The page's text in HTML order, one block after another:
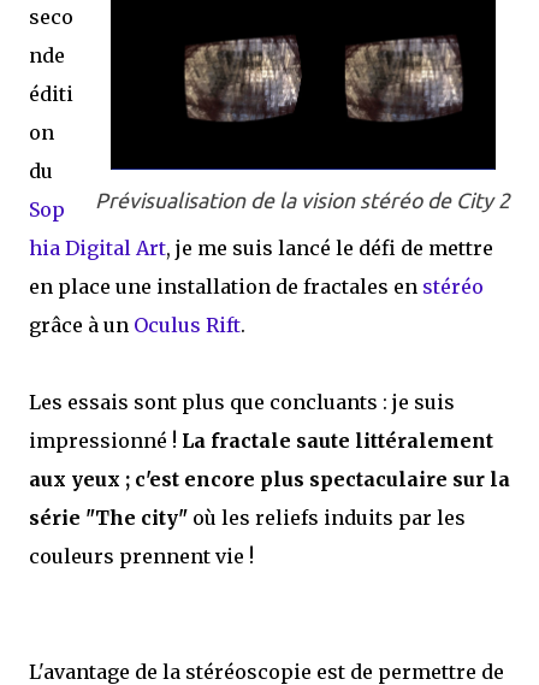
Prévisualisation de la vision stéréo de City 2
seco
nde
éditi
on
du
Sop
hia Digital Art, je me suis lancé le défi de mettre
en place une installation de fractales en stéréo
grâce à un Oculus Rift.
Les essais sont plus que concluants : je suis
impressionné ! La fractale saute littéralement
aux yeux ; c'est encore plus spectaculaire sur la
série "The city" où les reliefs induits par les
couleurs prennent vie !
L'avantage de la stéréoscopie est de permettre de